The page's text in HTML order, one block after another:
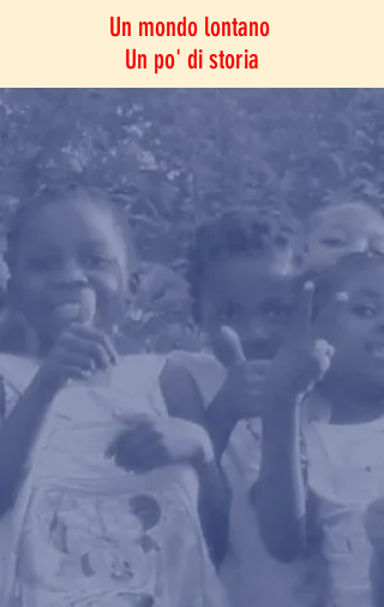
Un mondo lontano
Un po' di storia